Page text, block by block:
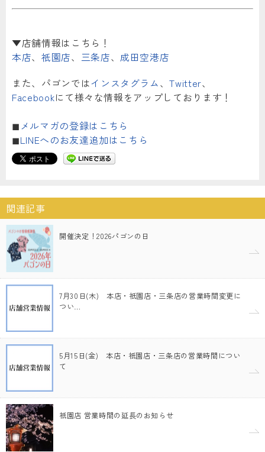
▼店舗情報はこちら！
本店、 祇園店、 三条店、成田空港店
また、パゴンではインスタグラム、Twitter、
Facebookにて様々な情報をアップしております！
◼︎メルマガの登録はこちら
◼︎LINEへのお友達追加はこちら
関連記事
開催決定！2026パゴンの日
7月30日(木) 本店・祇園店・三条店の営業時間変更に
つい…
5月15日(金) 本店・祇園店・三条店の営業時間につい
て
祇園店 営業時間の延長のお知らせ